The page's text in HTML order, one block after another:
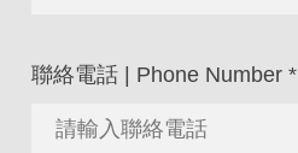
聯絡電話 | Phone Number*